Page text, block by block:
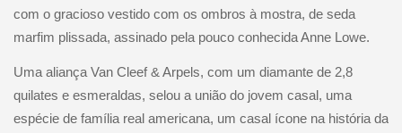
com o gracioso vestido com os ombros à mostra, de seda
marfim plissada, assinado pela pouco conhecida Anne Lowe.
Uma aliança Van Cleef & Arpels, com um diamante de 2,8
quilates e esmeraldas, selou a união do jovem casal, uma
espécie de família real americana, um casal ícone na história da